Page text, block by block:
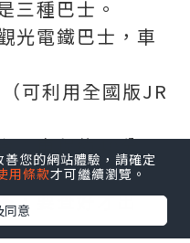
三種巴士。
光電鐵巴士，車
可利用全國版JR
；車程約40分
，要查好才出
您的網站體驗，請確定
用條款才可繼續瀏覽。
同意